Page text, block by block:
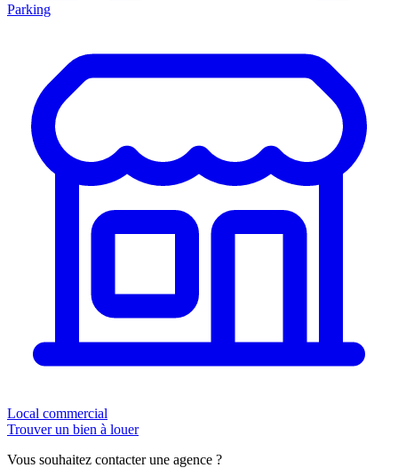
Parking
Local commercial
Trouver un bien à louer
Vous souhaitez contacter une agence ?